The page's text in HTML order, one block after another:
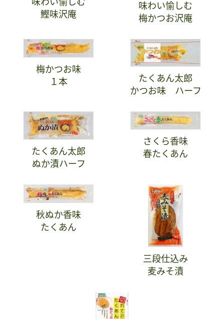
鰹味沢庵
味わい愉しむ
梅かつお沢庵
梅かつお味
１本
たくあん太郎
かつお味 ハーフ
たくあん太郎
ぬか漬ハーフ
さくら香味
春たくあん
秋ぬか香味
たくあん
三段仕込み
麦みそ漬